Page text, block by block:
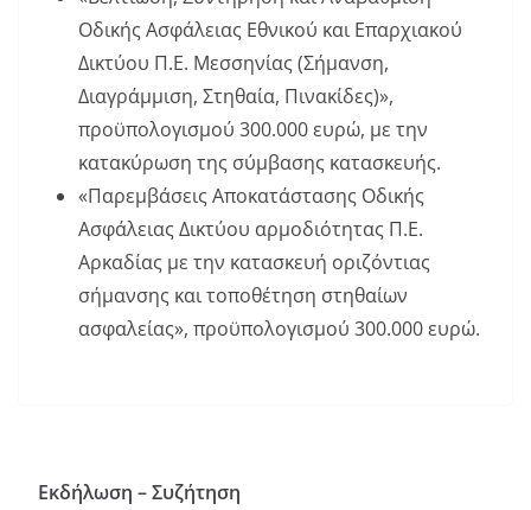
Οδικής Ασφάλειας Εθνικού και Επαρχιακού
Δικτύου Π.Ε. Μεσσηνίας (Σήμανση,
Διαγράμμιση, Στηθαία, Πινακίδες)»,
προϋπολογισμού 300.000 ευρώ, με την
κατακύρωση της σύμβασης κατασκευής.
«Παρεμβάσεις Αποκατάστασης Οδικής
Ασφάλειας Δικτύου αρμοδιότητας Π.Ε.
Αρκαδίας με την κατασκευή οριζόντιας
σήμανσης και τοποθέτηση στηθαίων
ασφαλείας», προϋπολογισμού 300.000 ευρώ.
Εκδήλωση – Συζήτηση